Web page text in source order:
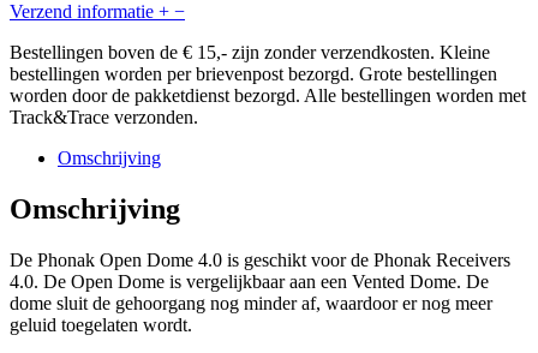
Verzend informatie + −
Bestellingen boven de € 15,- zijn zonder verzendkosten. Kleine
bestellingen worden per brievenpost bezorgd. Grote bestellingen
worden door de pakketdienst bezorgd. Alle bestellingen worden met
Track&Trace verzonden.
Omschrijving
Omschrijving
De Phonak Open Dome 4.0 is geschikt voor de Phonak Receivers
4.0. De Open Dome is vergelijkbaar aan een Vented Dome. De
dome sluit de gehoorgang nog minder af, waardoor er nog meer
geluid toegelaten wordt.